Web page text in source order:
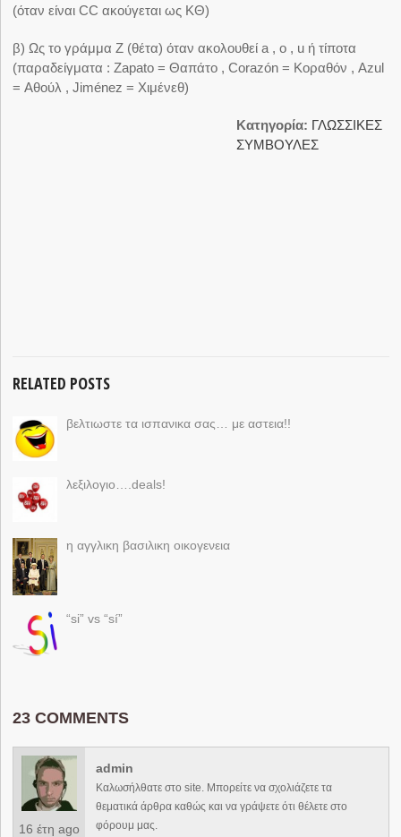
(όταν είναι CC ακούγεται ως ΚΘ)
β) Ως το γράμμα Ζ (θέτα) όταν ακολουθεί a , o , u ή τίποτα
(παραδείγματα : Zapato = Θαπάτο , Corazón = Κοραθόν , Azul
= Αθούλ , Jiménez = Χιμένεθ)
Κατηγορία: ΓΛΩΣΣΙΚΕΣ
ΣΥΜΒΟΥΛΕΣ
RELATED POSTS
βελτιωστε τα ισπανικα σας… με αστεια!!
λεξιλογιο….deals!
η αγγλικη βασιλικη οικογενεια
“si” vs “sí”
23 COMMENTS
16 έτη ago
admin
Καλωσήλθατε στο site. Μπορείτε να σχολιάζετε τα
θεματικά άρθρα καθώς και να γράψετε ότι θέλετε στο
φόρουμ μας.